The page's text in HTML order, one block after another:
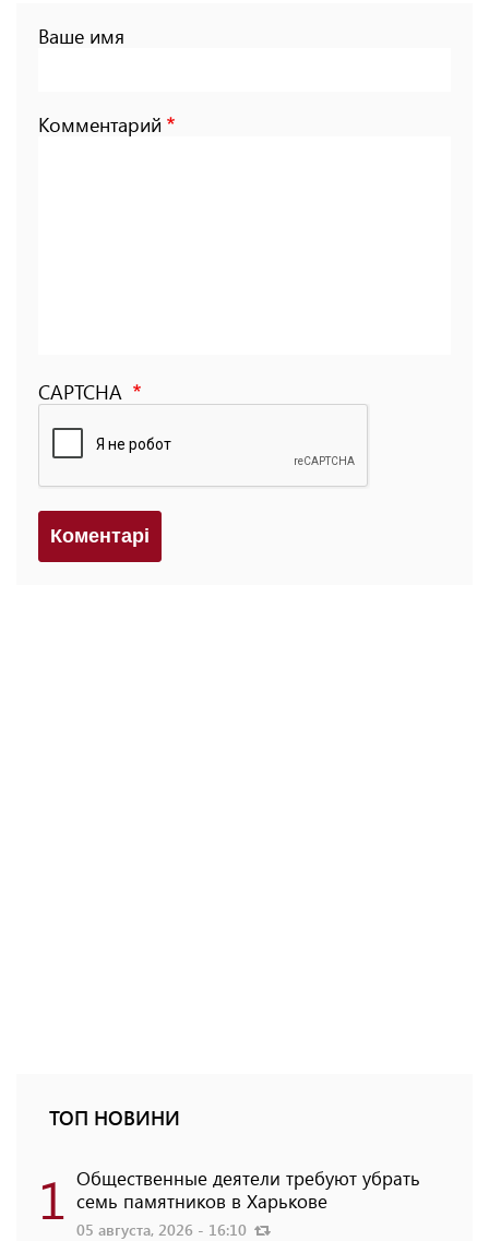
Ваше имя
Комментарий
CAPTCHA
Коментарi
ТОП НОВИНИ
1 Общественные деятели требуют убрать
семь памятников в Харькове
05 августа, 2026 - 16:10